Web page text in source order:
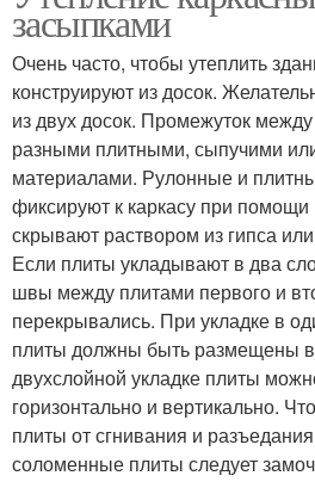
засыпками
Очень часто, чтобы утеплить
конструируют из досок.
из двух досок. Промежуток
разными плитными, сыпучими
материалами. Рулонные и
фиксируют к каркасу при
скрывают раствором из гипса
Если плиты укладывают в два
швы между плитами первого и
перекрывались. При укладке в
плиты должны быть размещены
двухслойной укладке плиты
горизонтально и вертикально.
плиты от сгнивания и
соломенные плиты следует